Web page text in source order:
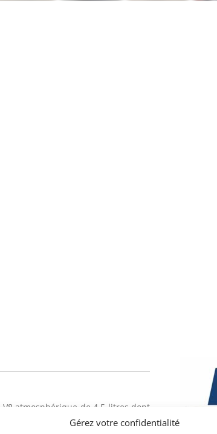
Gérez votre confidentialité
atmosphérique de 4,5 litres dont
une valeur très élevée pour un